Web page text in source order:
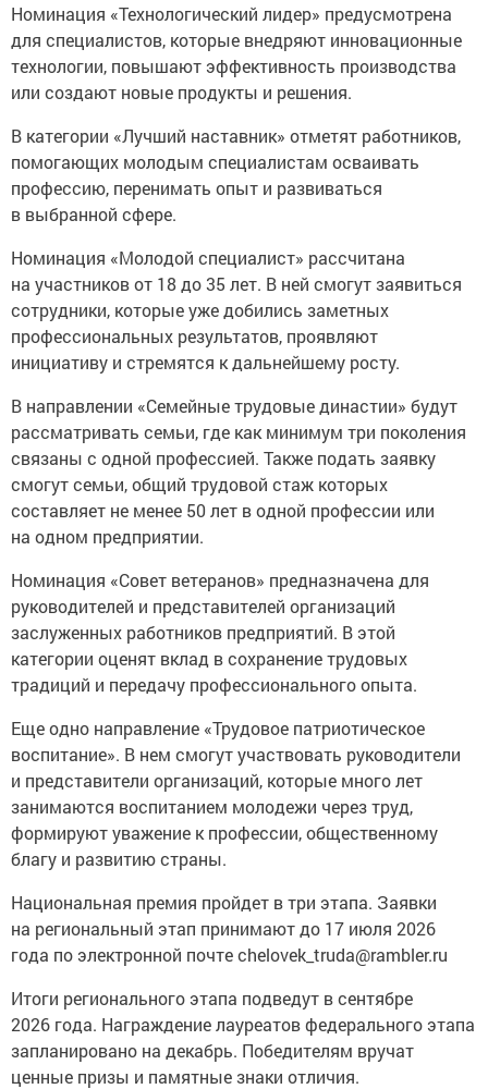
Номинация «Технологический лидер» предусмотрена
для специалистов, которые внедряют инновационные
технологии, повышают эффективность производства
или создают новые продукты и решения.
В категории «Лучший наставник» отметят работников,
помогающих молодым специалистам осваивать
профессию, перенимать опыт и развиваться
в выбранной сфере.
Номинация «Молодой специалист» рассчитана
на участников от 18 до 35 лет. В ней смогут заявиться
сотрудники, которые уже добились заметных
профессиональных результатов, проявляют
инициативу и стремятся к дальнейшему росту.
В направлении «Семейные трудовые династии» будут
рассматривать семьи, где как минимум три поколения
связаны с одной профессией. Также подать заявку
смогут семьи, общий трудовой стаж которых
составляет не менее 50 лет в одной профессии или
на одном предприятии.
Номинация «Совет ветеранов» предназначена для
руководителей и представителей организаций
заслуженных работников предприятий. В этой
категории оценят вклад в сохранение трудовых
традиций и передачу профессионального опыта.
Еще одно направление «Трудовое патриотическое
воспитание». В нем смогут участвовать руководители
и представители организаций, которые много лет
занимаются воспитанием молодежи через труд,
формируют уважение к профессии, общественному
благу и развитию страны.
Национальная премия пройдет в три этапа. Заявки
на региональный этап принимают до 17 июля 2026
года по электронной почте chelovek_truda@rambler.ru
Итоги регионального этапа подведут в сентябре
2026 года. Награждение лауреатов федерального этапа
запланировано на декабрь. Победителям вручат
ценные призы и памятные знаки отличия.